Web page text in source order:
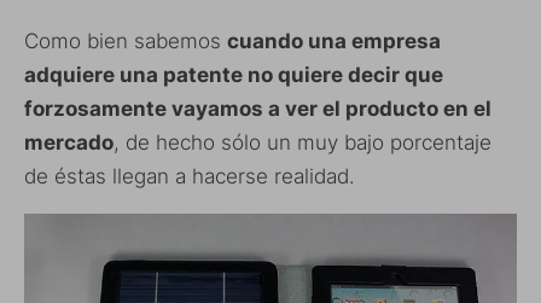
Como bien sabemos cuando una empresa
adquiere una patente no quiere decir que
forzosamente vayamos a ver el producto en el
mercado, de hecho sólo un muy bajo porcentaje
de éstas llegan a hacerse realidad.